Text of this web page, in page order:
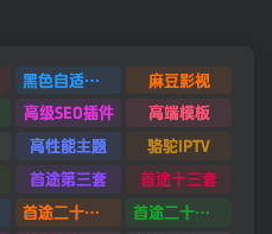
黑色自适应模板
麻豆影视
高级SEO插件
高端模板
高性能主题
骆驼IPTV
首途第三套
首途十三套
首途二十四套
首途二十六套